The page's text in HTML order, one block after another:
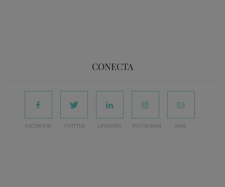
CONECTA
FACEBOOK TWITTER LINKEDIN INSTAGRAM MAIL